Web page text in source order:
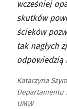
wcześniej
skutków
ścieków
tak nagłych
odpowiedzią
Katarzyna
Departamentu
UMW